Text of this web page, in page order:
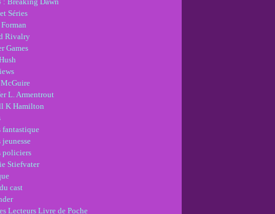
Séries
Rivalry
Games
McGuire
L. Armentrout
K Hamilton
fantastique
policiers
Stiefvater
cast
Lecteurs Livre de Poche